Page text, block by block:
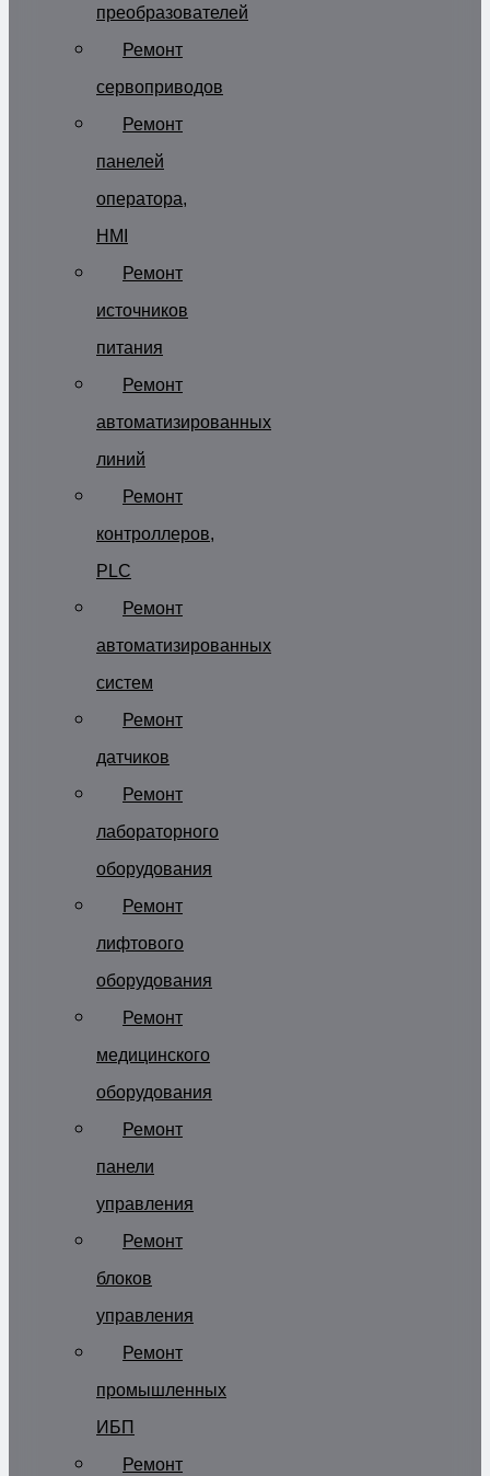
преобразователей
Ремонт
сервоприводов
Ремонт
панелей
оператора,
HMI
Ремонт
источников
питания
Ремонт
автоматизированных
линий
Ремонт
контроллеров,
PLC
Ремонт
автоматизированных
систем
Ремонт
датчиков
Ремонт
лабораторного
оборудования
Ремонт
лифтового
оборудования
Ремонт
медицинского
оборудования
Ремонт
панели
управления
Ремонт
блоков
управления
Ремонт
промышленных
ИБП
Ремонт